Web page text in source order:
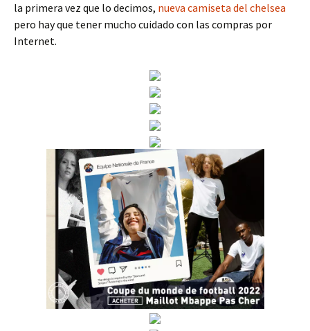
la primera vez que lo decimos, nueva camiseta del chelsea
pero hay que tener mucho cuidado con las compras por
Internet.